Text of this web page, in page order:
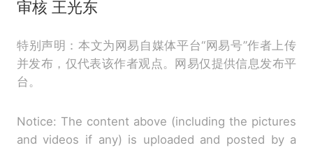
审核 王光东
特别声明：本文为网易自媒体平台“网易号”作者上传
并发布，仅代表该作者观点。网易仅提供信息发布平
台。
Notice: The content above (including the pictures
and videos if any) is uploaded and posted by a